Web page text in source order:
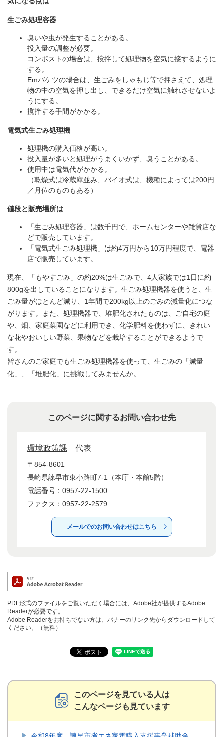
生ごみ処理容器
臭いや虫が発生することがある。
投入量の調整が必要。
コンポストの場合は、撹拌して処理物を空気に接するように
する。
Emバケツの場合は、生ごみをしゃもじ等で押さえて、処理
物の中の空気を押し出し、できるだけ空気に触れさせないよ
うにする。
撹拌する手間がかかる。
電気式生ごみ処理機
処理機の購入価格が高い。
投入量が多いと処理がうまくいかず、臭うことがある。
使用中は電気代がかかる。
（乾燥式は冷蔵庫並み、バイオ式は、機種によっては200円
／月位のものもある）
値段と販売場所は
「生ごみ処理容器」は数千円で、ホームセンターや雑貨店な
どで販売しています。
「電気式生ごみ処理機」は約4万円から10万円程度で、電器
店で販売しています。
現在、「もやすごみ」の約20%は生ごみで、4人家族では1日に約
800gを出していることになります。生ごみ処理機器を使うと、生
ごみ量がほとんど減り、1年間で200kg以上のごみの減量化につな
がります。また、処理機器で、堆肥化されたものは、ご自宅の庭
や、畑、家庭菜園などに利用でき、化学肥料を使わずに、きれい
な花やおいしい野菜、果物などを栽培することができるようで
す。
皆さんのご家庭でも生ごみ処理機器を使って、生ごみの「減量
化」、「堆肥化」に挑戦してみませんか。
このページに関するお問い合わせ先
環境政策課 代表
〒854-8601
長崎県諫早市東小路町7-1（本庁・本館5階）
電話番号：0957-22-1500
ファクス：0957-22-2579
メールでのお問い合わせはこちら
PDF形式のファイルをご覧いただく場合には、Adobe社が提供するAdobe
Readerが必要です。
Adobe Readerをお持ちでない方は、バナーのリンク先からダウンロードして
ください。（無料）
このページを見ている人は
こんなページも見ています